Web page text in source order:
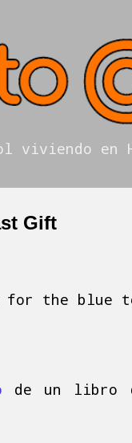
viviendo en
Gift
for the blue
de un libro